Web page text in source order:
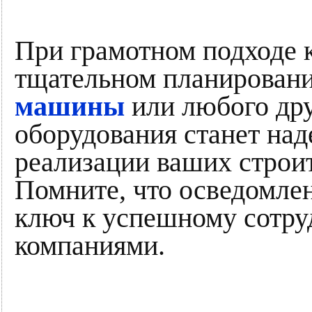
При грамотном подходе
тщательном
машины или любого
оборудования станет
реализации ваших
Помните, что
ключ к успешному
компаниями.